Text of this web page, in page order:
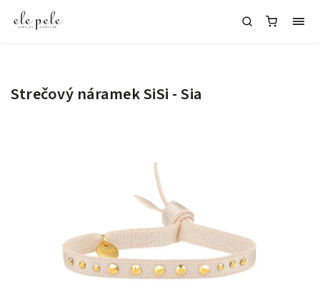
Strečový náramek SiSi - Sia